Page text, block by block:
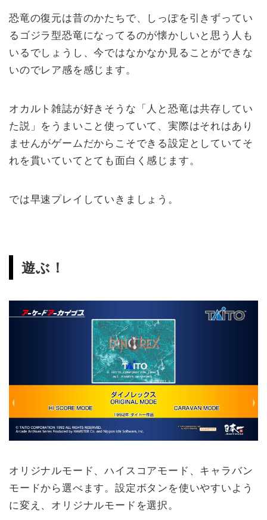
恐竜の復元は昔のかたちで、しっぽを引きずってい
るゴジラ型恐竜になってるのが懐かしいと思う人も
いるでしょうし、今ではなかなか見ることができな
いのでレア感を感じます。
オカルト雑誌が好きそうな「人と恐竜は共存してい
た説」をうまいこと使っていて、実際はそれはあり
ませんがゲームだからこそできる設定としていてそ
れを貫いていてとても面白く感じます。
では早速プレイしていきましょう。
遊ぶ！
オリジナルモード、ハイスコアモード、キャラバン
モードから選べます。設定ボタンを使いやすいよう
に変え、オリジナルモードを選択。